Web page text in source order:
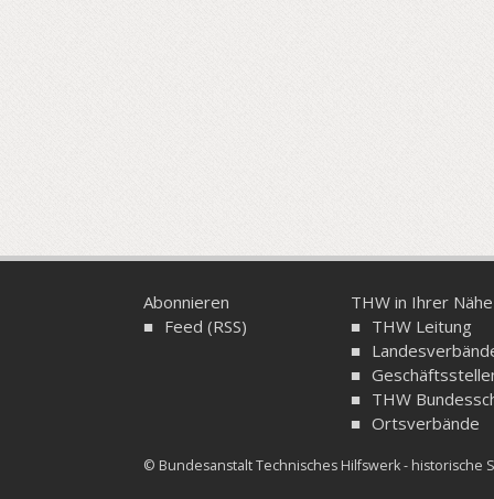
Abonnieren
Feed (RSS)
THW in Ihrer Nähe
THW Leitung
THW
Ortsverbände
© Bundesanstalt Technisches Hilfswerk - historische